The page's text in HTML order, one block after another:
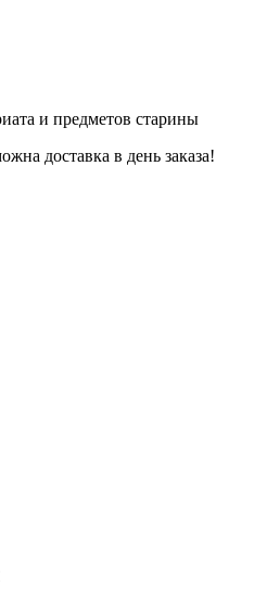
и предметов старины
доставка в день заказа!